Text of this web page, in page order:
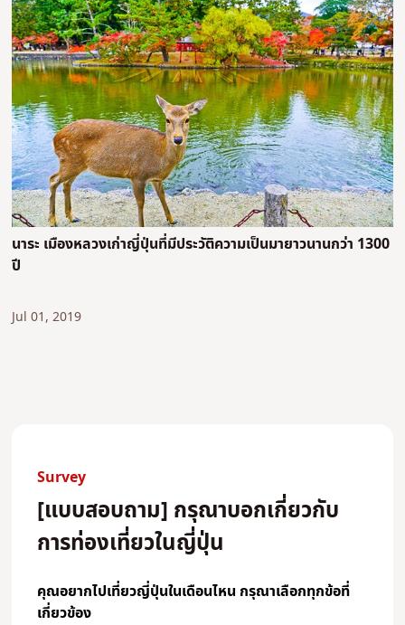
นาระ เมืองหลวงเก่าญี่ปุ่นที่มีประวัติความเป็นมายาวนานกว่า 1300
ปี
Jul 01, 2019
Survey
[แบบสอบถาม] กรุณาบอกเกี่ยวกับ
การท่องเที่ยวในญี่ปุ่น
คุณอยากไปเที่ยวญี่ปุ่นในเดือนไหน กรุณาเลือกทุกข้อที่
เกี่ยวข้อง